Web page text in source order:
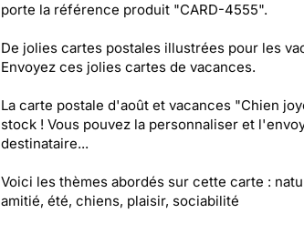
porte la référence produit "CARD-4555".
De jolies cartes postales illustrées pour les
Envoyez ces jolies cartes de vacances.
La carte postale d'août et vacances "Chien
stock ! Vous pouvez la personnaliser et
destinataire...
Voici les thèmes abordés sur cette carte :
amitié, été, chiens, plaisir, sociabilité